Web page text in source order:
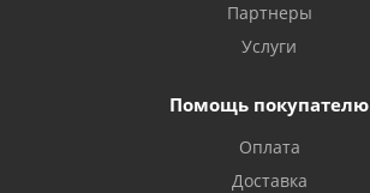
Партнеры
Услуги
Помощь покупателю
Оплата
Доставка